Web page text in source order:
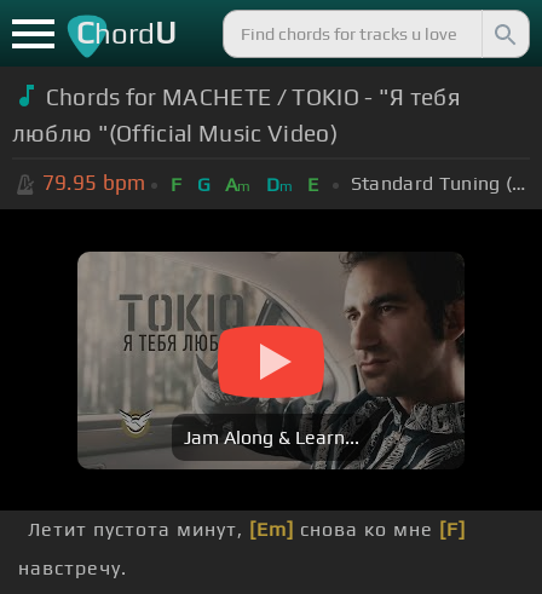
ChordU
Chords for MACHETE / TOKIO - "Я тебя
люблю "(Official Music Video)
79.95 bpm F G Am Dm E Standard Tuning (EADGBE)
Jam Along & Learn...
Летит пустота минут, [Em] снова ко мне [F]
навстречу.